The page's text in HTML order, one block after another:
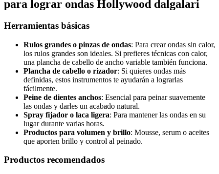
para lograr ondas Hollywood dalgalari
Herramientas básicas
Rulos grandes o pinzas de ondas: Para crear ondas sin calor,
los rulos grandes son ideales. Si prefieres técnicas con calor,
una plancha de cabello de ancho variable también funciona.
Plancha de cabello o rizador: Si quieres ondas más
definidas, estos instrumentos te ayudarán a lograrlas
fácilmente.
Peine de dientes anchos: Esencial para peinar suavemente
las ondas y darles un acabado natural.
Spray fijador o laca ligera: Para mantener las ondas en su
lugar durante varias horas.
Productos para volumen y brillo: Mousse, serum o aceites
que aporten brillo y control al peinado.
Productos recomendados